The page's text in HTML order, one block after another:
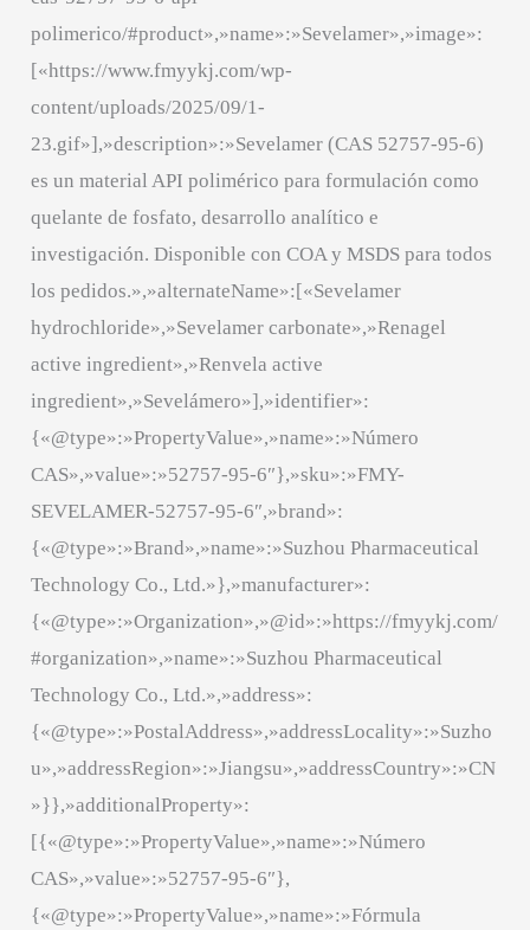
polimerico/#product»,»name»:»Sevelamer»,»image»:
[«https://www.fmyykj.com/wp-
content/uploads/2025/09/1-
23.gif»],»description»:»Sevelamer (CAS 52757-95-6)
es un material API polimérico para formulación como
quelante de fosfato, desarrollo analítico e
investigación. Disponible con COA y MSDS para todos
los pedidos.»,»alternateName»:[«Sevelamer
hydrochloride»,»Sevelamer carbonate»,»Renagel
active ingredient»,»Renvela active
ingredient»,»Sevelámero»],»identifier»:
{«@type»:»PropertyValue»,»name»:»Número
CAS»,»value»:»52757-95-6″},»sku»:»FMY-
SEVELAMER-52757-95-6″,»brand»:
{«@type»:»Brand»,»name»:»Suzhou Pharmaceutical
Technology Co., Ltd.»},»manufacturer»:
{«@type»:»Organization»,»@id»:»https://fmyykj.com/
#organization»,»name»:»Suzhou Pharmaceutical
Technology Co., Ltd.»,»address»:
{«@type»:»PostalAddress»,»addressLocality»:»Suzho
u»,»addressRegion»:»Jiangsu»,»addressCountry»:»CN
»}},»additionalProperty»:
[{«@type»:»PropertyValue»,»name»:»Número
CAS»,»value»:»52757-95-6″},
{«@type»:»PropertyValue»,»name»:»Fórmula